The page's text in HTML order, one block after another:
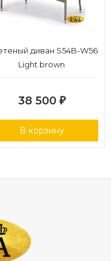
диван S54B-W56
Light brown
38 500 ₽
В корзину